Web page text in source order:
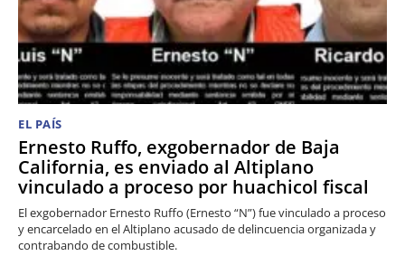
EL PAÍS
Ernesto Ruffo, exgobernador de Baja
California, es enviado al Altiplano
vinculado a proceso por huachicol fiscal
El exgobernador Ernesto Ruffo (Ernesto “N”) fue vinculado a proceso
y encarcelado en el Altiplano acusado de delincuencia organizada y
contrabando de combustible.